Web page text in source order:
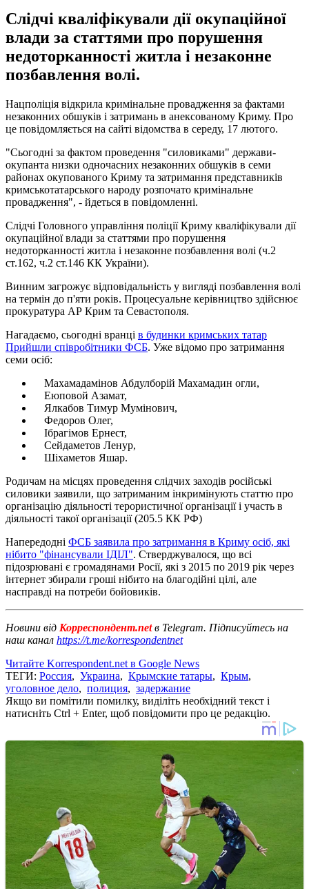
Слідчі кваліфікували дії окупаційної
влади за статтями про порушення
недоторканності житла і незаконне
позбавлення волі.
Нацполіція відкрила кримінальне провадження за фактами
незаконних обшуків і затримань в анексованому Криму. Про
це повідомляється на сайті відомства в середу, 17 лютого.
"Сьогодні за фактом проведення "силовиками" держави-
окупанта низки одночасних незаконних обшуків в семи
районах окупованого Криму та затримання представників
кримськотатарського народу розпочато кримінальне
провадження", - йдеться в повідомленні.
Слідчі Головного управління поліції Криму кваліфікували дії
окупаційної влади за статтями про порушення
недоторканності житла і незаконне позбавлення волі (ч.2
ст.162, ч.2 ст.146 КК України).
Винним загрожує відповідальність у вигляді позбавлення волі
на термін до п'яти років. Процесуальне керівництво здійснює
прокуратура АР Крим та Севастополя.
Нагадаємо, сьогодні вранці в будинки кримських татар
Прийшли співробітники ФСБ. Уже відомо про затримання
семи осіб:
Махамадамінов Абдулборій Махамадин огли,
Еюповой Азамат,
Ялкабов Тимур Мумінович,
Федоров Олег,
Ібрагімов Ернест,
Сейдаметов Ленур,
Шіхаметов Яшар.
Родичам на місцях проведення слідчих заходів російські
силовики заявили, що затриманим інкримінують статтю про
організацію діяльності терористичної організації і участь в
діяльності такої організації (205.5 КК РФ)
Напередодні ФСБ заявила про затримання в Криму осіб, які
нібито "фінансували ІДІЛ". Стверджувалося, що всі
підозрювані є громадянами Росії, які з 2015 по 2019 рік через
інтернет збирали гроші нібито на благодійні цілі, але
насправді на потреби бойовиків.
Новини від Корреспондент.netв Telegram. Підписуйтесь на
наш канал https://t.me/korrespondentnet
Читайте Korrespondent.net в Google News
ТЕГИ: Россия, Украина, Крымские татары, Крым,
уголовное дело, полиция, задержание
Якщо ви помітили помилку, виділіть необхідний текст і
натисніть Ctrl + Enter, щоб повідомити про це редакцію.